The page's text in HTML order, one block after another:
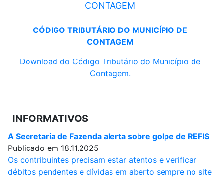
CONTAGEM
CÓDIGO TRIBUTÁRIO DO MUNICÍPIO DE
CONTAGEM
Download do Código Tributário do Município de
Contagem.
INFORMATIVOS
A Secretaria de Fazenda alerta sobre golpe de REFIS
Publicado em 18.11.2025
Os contribuintes precisam estar atentos e verificar
débitos pendentes e dívidas em aberto sempre no site